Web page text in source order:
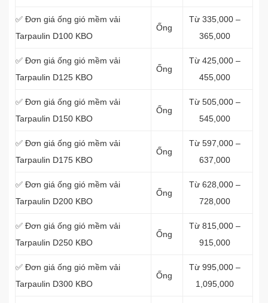
✅ Đơn giá ống gió mềm vải
Tarpaulin D100 KBO
Ống
Từ 335,000 –
365,000
✅ Đơn giá ống gió mềm vải
Tarpaulin D125 KBO
Ống
Từ 425,000 –
455,000
✅ Đơn giá ống gió mềm vải
Tarpaulin D150 KBO
Ống
Từ 505,000 –
545,000
✅ Đơn giá ống gió mềm vải
Tarpaulin D175 KBO
Ống
Từ 597,000 –
637,000
✅ Đơn giá ống gió mềm vải
Tarpaulin D200 KBO
Ống
Từ 628,000 –
728,000
✅ Đơn giá ống gió mềm vải
Tarpaulin D250 KBO
Ống
Từ 815,000 –
915,000
✅ Đơn giá ống gió mềm vải
Tarpaulin D300 KBO
Ống
Từ 995,000 –
1,095,000